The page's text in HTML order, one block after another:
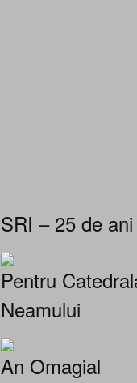
SRI – 25 de ani
Pentru
Neamului
An Omagial